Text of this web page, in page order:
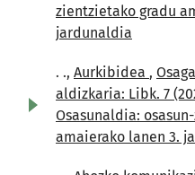
zientzietako gradu
jardunaldia
. ., Aurkibidea ,
aldizkaria: Libk. 7
Osasunaldia:
amaierako lanen 3.